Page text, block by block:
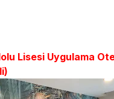
Lisesi Uygulama